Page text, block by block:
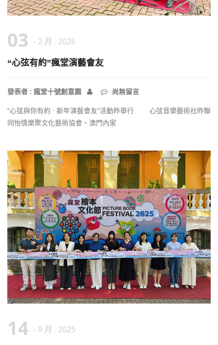
03 - 2 月 , 2026
“心弦有約”瘋堂演藝會友
發表者 : 瘋堂十號創意園 尚無留言
“心弦與你有約 · 新年演藝會友”活動昨舉行 心弦音樂藝術社昨聯
同怡情樂聚文化藝術協會、澳門內家
14 - 9 月 , 2025